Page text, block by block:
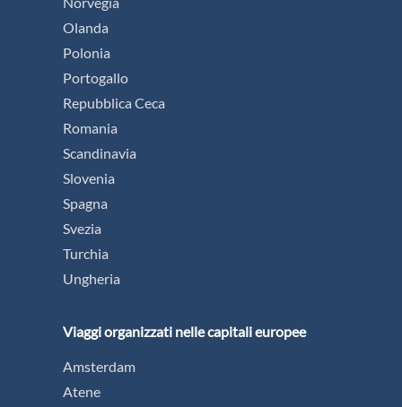
Olanda
Polonia
Portogallo
Repubblica Ceca
Romania
Scandinavia
Slovenia
Spagna
Svezia
Turchia
Ungheria
Viaggi organizzati nelle capitali europee
Amsterdam
Atene